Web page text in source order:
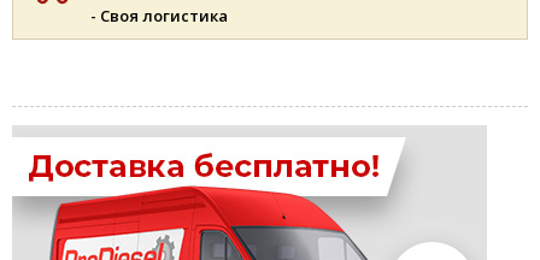
- Своя логистика